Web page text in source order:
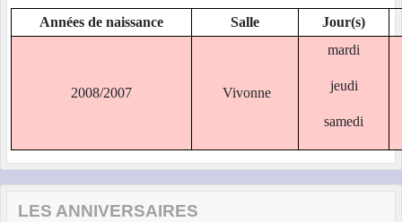
Années de naissance Salle Jour(s)
2008/2007 Vivonne
mardi
jeudi
samedi
LES ANNIVERSAIRES